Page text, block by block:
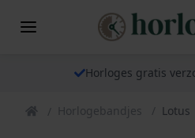
Horloges gratis
Horlogebandjes Lotus